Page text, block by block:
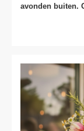
avonden buiten.